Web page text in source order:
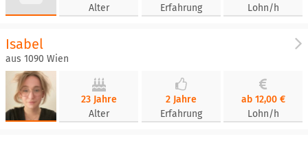
Alter
Erfahrung
Lohn/h
Isabel
aus 1090 Wien
23 Jahre
Alter
2 Jahre
Erfahrung
ab 12,00 €
Lohn/h